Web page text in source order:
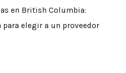
en British Columbia:
elegir a un proveedor